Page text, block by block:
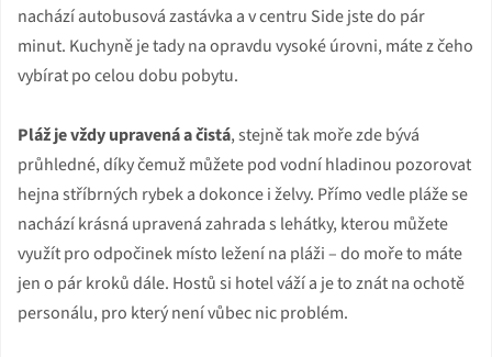
nachází autobusová zastávka a v centru Side jste do pár
minut. Kuchyně je tady na opravdu vysoké úrovni, máte z čeho
vybírat po celou dobu pobytu.
Pláž je vždy upravená a čistá, stejně tak moře zde bývá
průhledné, díky čemuž můžete pod vodní hladinou pozorovat
hejna stříbrných rybek a dokonce i želvy. Přímo vedle pláže se
nachází krásná upravená zahrada s lehátky, kterou můžete
využít pro odpočinek místo ležení na pláži – do moře to máte
jen o pár kroků dále. Hostů si hotel váží a je to znát na ochotě
personálu, pro který není vůbec nic problém.